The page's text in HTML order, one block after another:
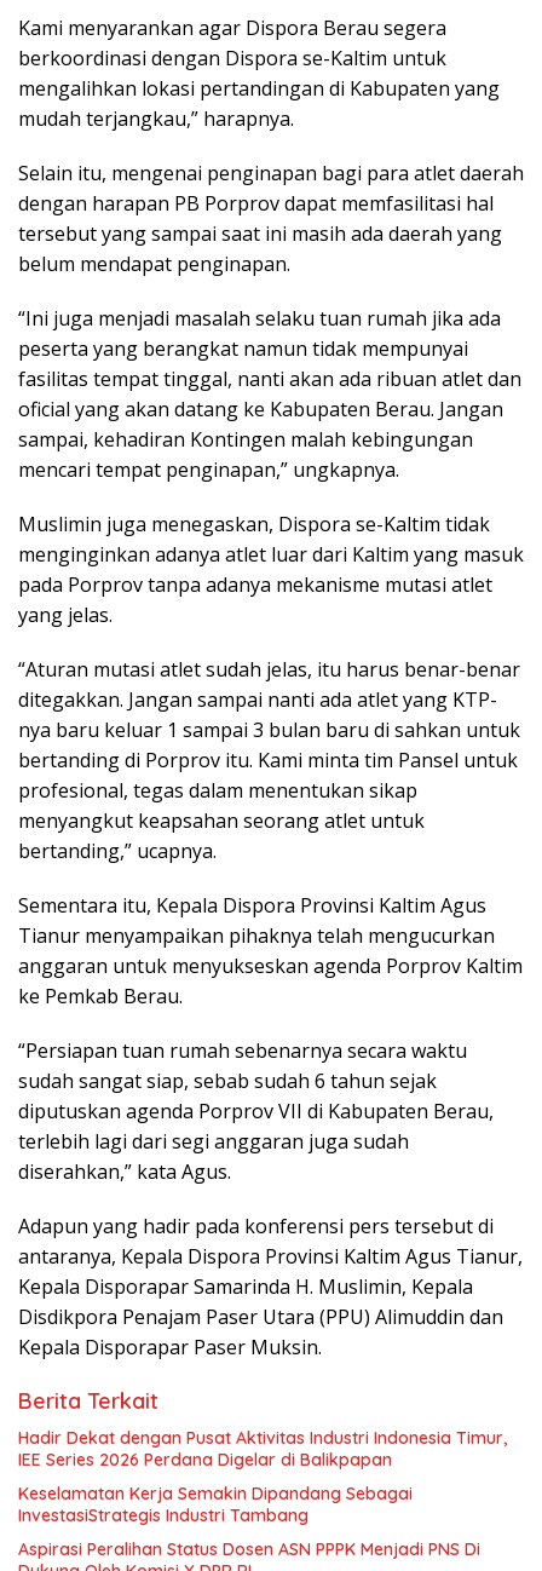
Kami menyarankan agar Dispora Berau segera
berkoordinasi dengan Dispora se-Kaltim untuk
mengalihkan lokasi pertandingan di Kabupaten yang
mudah terjangkau,” harapnya.
Selain itu, mengenai penginapan bagi para atlet daerah
dengan harapan PB Porprov dapat memfasilitasi hal
tersebut yang sampai saat ini masih ada daerah yang
belum mendapat penginapan.
“Ini juga menjadi masalah selaku tuan rumah jika ada
peserta yang berangkat namun tidak mempunyai
fasilitas tempat tinggal, nanti akan ada ribuan atlet dan
oficial yang akan datang ke Kabupaten Berau. Jangan
sampai, kehadiran Kontingen malah kebingungan
mencari tempat penginapan,” ungkapnya.
Muslimin juga menegaskan, Dispora se-Kaltim tidak
menginginkan adanya atlet luar dari Kaltim yang masuk
pada Porprov tanpa adanya mekanisme mutasi atlet
yang jelas.
“Aturan mutasi atlet sudah jelas, itu harus benar-benar
ditegakkan. Jangan sampai nanti ada atlet yang KTP-
nya baru keluar 1 sampai 3 bulan baru di sahkan untuk
bertanding di Porprov itu. Kami minta tim Pansel untuk
profesional, tegas dalam menentukan sikap
menyangkut keapsahan seorang atlet untuk
bertanding,” ucapnya.
Sementara itu, Kepala Dispora Provinsi Kaltim Agus
Tianur menyampaikan pihaknya telah mengucurkan
anggaran untuk menyukseskan agenda Porprov Kaltim
ke Pemkab Berau.
“Persiapan tuan rumah sebenarnya secara waktu
sudah sangat siap, sebab sudah 6 tahun sejak
diputuskan agenda Porprov VII di Kabupaten Berau,
terlebih lagi dari segi anggaran juga sudah
diserahkan,” kata Agus.
Adapun yang hadir pada konferensi pers tersebut di
antaranya, Kepala Dispora Provinsi Kaltim Agus Tianur,
Kepala Disporapar Samarinda H. Muslimin, Kepala
Disdikpora Penajam Paser Utara (PPU) Alimuddin dan
Kepala Disporapar Paser Muksin.
Berita Terkait
Hadir Dekat dengan Pusat Aktivitas Industri Indonesia Timur,
IEE Series 2026 Perdana Digelar di Balikpapan
Keselamatan Kerja Semakin Dipandang Sebagai
InvestasiStrategis Industri Tambang
Aspirasi Peralihan Status Dosen ASN PPPK Menjadi PNS Di